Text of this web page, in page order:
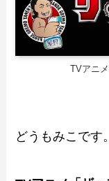
TVアニ
どうもみこです。